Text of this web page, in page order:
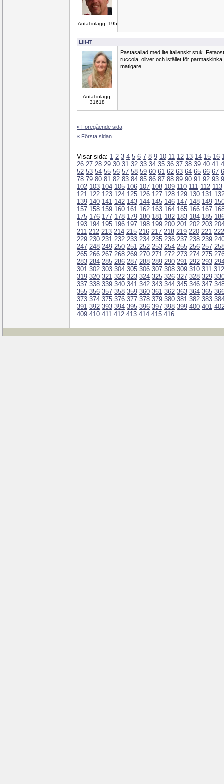
Antal inlägg: 195
Lill-IT
Antal inlägg:
31618
Pastasallad med lite italienskt stuk.
ruccola, oliver och istället för
matigare.
« Föregående sida
« Första sidan
Visar sida: 1 2 3 4 5 6 7 8 9 10 11 12 13 14 15 16
26 27 28 29 30 31 32 33 34 35 36 37 38 39 40 41
52 53 54 55 56 57 58 59 60 61 62 63 64 65 66 67
78 79 80 81 82 83 84 85 86 87 88 89 90 91 92 93
102 103 104 105 106 107 108 109 110 111 112 113
121 122 123 124 125 126 127 128 129 130 131
139 140 141 142 143 144 145 146 147 148 149
157 158 159 160 161 162 163 164 165 166 167
175 176 177 178 179 180 181 182 183 184 185
193 194 195 196 197 198 199 200 201 202 203
211 212 213 214 215 216 217 218 219 220 221 222
229 230 231 232 233 234 235 236 237 238 239
247 248 249 250 251 252 253 254 255 256 257
265 266 267 268 269 270 271 272 273 274 275
283 284 285 286 287 288 289 290 291 292 293
301 302 303 304 305 306 307 308 309 310 311 312
319 320 321 322 323 324 325 326 327 328 329
337 338 339 340 341 342 343 344 345 346 347
355 356 357 358 359 360 361 362 363 364 365
373 374 375 376 377 378 379 380 381 382 383
391 392 393 394 395 396 397 398 399 400 401
409 410 411 412 413 414 415 416